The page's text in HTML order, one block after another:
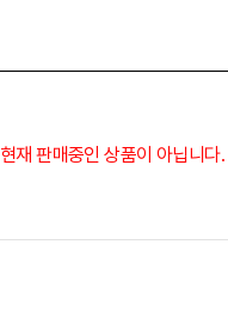
현재 판매중인 상품이 아닙니다.